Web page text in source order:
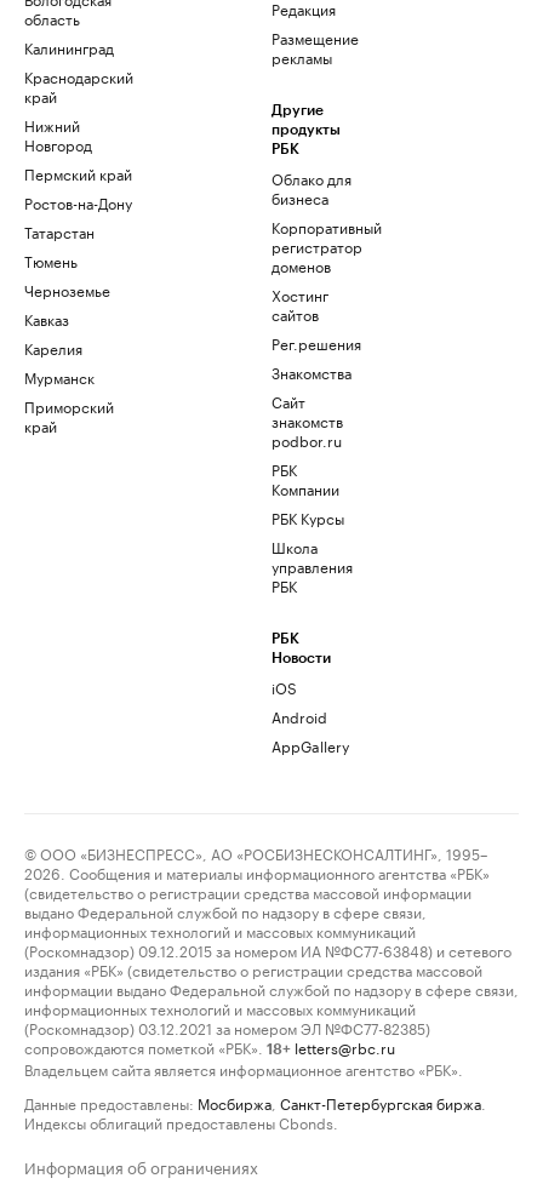
область
Калининград
Краснодарский
край
Нижний
Новгород
Пермский край
Ростов-на-Дону
Татарстан
Тюмень
Черноземье
Кавказ
Карелия
Мурманск
Приморский
край
Редакция
Размещение
рекламы
Другие
продукты
РБК
Облако для
бизнеса
Корпоративный
регистратор
доменов
Хостинг
сайтов
Рег.решения
Знакомства
Сайт
знакомств
podbor.ru
РБК
Компании
РБК Курсы
Школа
управления
РБК
РБК
Новости
iOS
Android
AppGallery
© ООО «БИЗНЕСПРЕСС», АО «РОСБИЗНЕСКОНСАЛТИНГ», 1995–
2026. Сообщения и материалы информационного агентства «РБК»
(свидетельство о регистрации средства массовой информации
выдано Федеральной службой по надзору в сфере связи,
информационных технологий и массовых коммуникаций
(Роскомнадзор) 09.12.2015 за номером ИА №ФС77-63848) и сетевого
издания «РБК» (свидетельство о регистрации средства массовой
информации выдано Федеральной службой по надзору в сфере связи,
информационных технологий и массовых коммуникаций
(Роскомнадзор) 03.12.2021 за номером ЭЛ №ФС77-82385)
сопровождаются пометкой «РБК».
18+ letters@rbc.ru
Владельцем сайта является информационное агентство «РБК».
Данные предоставлены: Мосбиржа Санкт-Петербургская биржа
Индексы облигаций предоставлены Cbonds.
Информация об ограничениях